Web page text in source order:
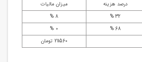
درصد هزینه
میزان مالیات
32 %
8 %
68 %
0 %
211560 تومان